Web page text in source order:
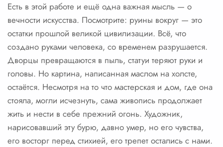
Есть в этой работе и ещё одна важная мысль — о
вечности искусства. Посмотрите: руины вокруг — это
остатки прошлой великой цивилизации. Всё, что
создано руками человека, со временем разрушается.
Дворцы превращаются в пыль, статуи теряют руки и
головы. Но картина, написанная маслом на холсте,
остаётся. Несмотря на то что мастерская и дом, где она
стояла, могли исчезнуть, сама живопись продолжает
жить и нести в себе прежний огонь. Художник,
нарисовавший эту бурю, давно умер, но его чувства,
его восторг перед стихией, его трепет остались с нами.